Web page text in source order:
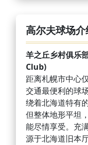
高尔夫球场介
羊之丘乡村俱
Club)
距离札幌市中心
交通最便利的球
绕着北海道特有
但整体地形平坦
能尽情享受。充
源于北海道旧本厅